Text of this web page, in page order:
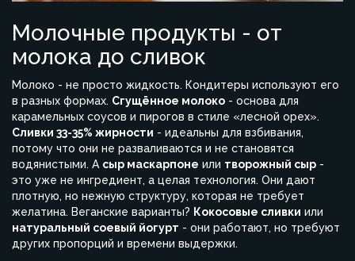
Молочные продукты - от
молока до сливок
Молоко - не просто жидкость. Кондитеры используют его
в разных формах. Сгущённое молоко - основа для
карамельных соусов и пирогов в стиле «лесной орех».
Сливки 33-35% жирности - идеальны для взбивания,
потому что они не разваливаются и не становятся
водянистыми. А сыр маскарпоне или творожный сыр -
это уже не ингредиент, а целая технология. Они дают
плотную, но нежную структуру, которая не требует
желатина. Веганские варианты? Кокосовые сливки или
натуральный соевый йогурт - они работают, но требуют
других пропорций и времени выдержки.